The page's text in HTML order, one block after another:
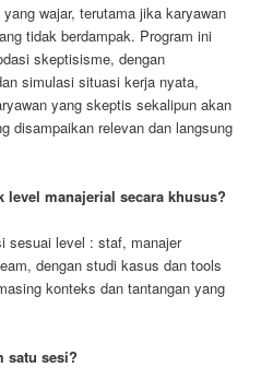
wajar, terutama jika karyawan
tidak berdampak. Program ini
skeptisisme, dengan
simulasi situasi kerja nyata,
yang skeptis sekalipun akan
disampaikan relevan dan langsung
level manajerial secara khusus?
sesuai level : staf, manajer
dengan studi kasus dan tools
konteks dan tantangan yang
satu sesi?